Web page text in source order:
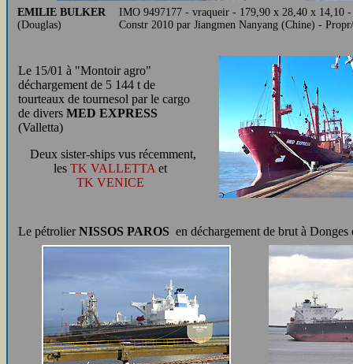
EMILIE BULKER
(Douglas)
IMO 9497177 - vraqueir - 179,90 x 28,40 x 14,10
Constr 2010 par Jiangmen Nanyang (Chine) -
Le 15/01 à "Montoir agro"
déchargement de 5 144 t de
tourteaux de tournesol par le cargo
de divers MED EXPRESS
(Valletta)
Deux sister-ships vus récemment,
les TK VALLETTA et
TK VENICE
Le pétrolierNISSOS PAROS en déchargement de brut à